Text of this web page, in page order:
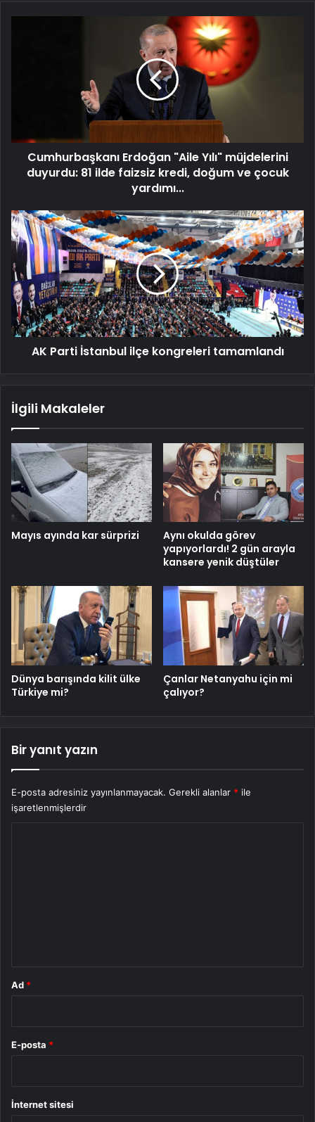
faizsiz
kredi,
doğum
yardımı...
Cumhurbaşkanı Erdoğan "Aile Yılı" müjdelerini
duyurdu: 81 ilde faizsiz kredi, doğum ve çocuk
yardımı...
AK
Parti
İstanbul
ilçe
kongreleri
tamamlandı
AK Parti İstanbul ilçe kongreleri tamamlandı
İlgili Makaleler
Mayıs ayında kar sürprizi
Aynı okulda görev
yapıyorlardı! 2 gün arayla
kansere yenik düştüler
Dünya barışında kilit ülke
Türkiye mi?
Çanlar Netanyahu için mi
çalıyor?
Bir yanıt yazın
E-posta adresiniz yayınlanmayacak. Gerekli alanlar * ile
işaretlenmişlerdir
Ad *
E-posta *
İnternet sitesi